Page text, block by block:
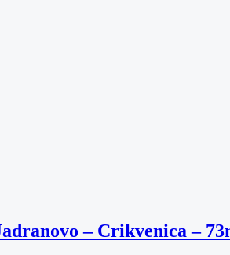
– Crikvenica –